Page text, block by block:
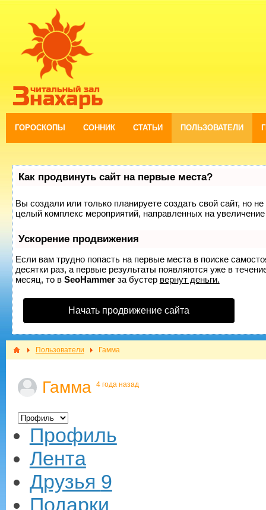
ГОРОСКОПЫ СОННИК СТАТЬИ ПОЛЬЗОВАТЕЛИ
Как продвинуть сайт на первые места?
Вы создали или только планируете создать свой сайт, но
целый комплекс мероприятий, направленных на
Ускорение продвижения
Если вам трудно попасть на первые места в поиске
десятки раз, а первые результаты появляются уже в
месяц, то в SeoHammerза бустер вернут деньги.
Начать продвижение сайта
Пользователи Гамма
Гамма 4 года назад
Профиль
Лента
Друзья 9
Подарки